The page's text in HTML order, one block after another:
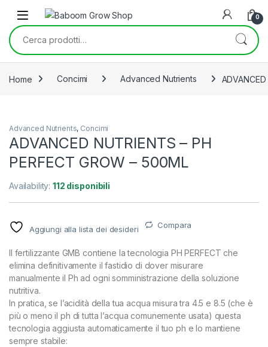
Skip to navigation
Skip to content
0
Cerca:
Home Concimi Advanced Nutrients
Advanced Nutrients, Concimi
ADVANCED NUTRIENTS – PH
PERFECT GROW – 500ML
Availability:112 disponibili
Aggiungi alla lista dei desideri Compara
ll fertilizzante GMB contiene la tecnologia PH PERFECT che
elimina definitivamente il fastidio di dover misurare
manualmente il Ph ad ogni somministrazione della soluzione
nutritiva.
In pratica, se l’acidità della tua acqua misura tra 4.5 e 8.5 (che è
più o meno il ph di tutta l’acqua comunemente usata) questa
tecnologia aggiusta automaticamente il tuo ph e lo mantiene
sempre stabile: